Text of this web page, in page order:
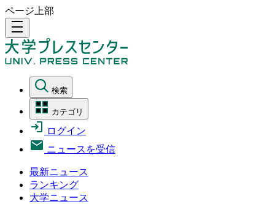
ページ上部
density_medium
検索
カテゴリ
ログイン
ニュースを受信
最新ニュース
ランキング
大学ニュース